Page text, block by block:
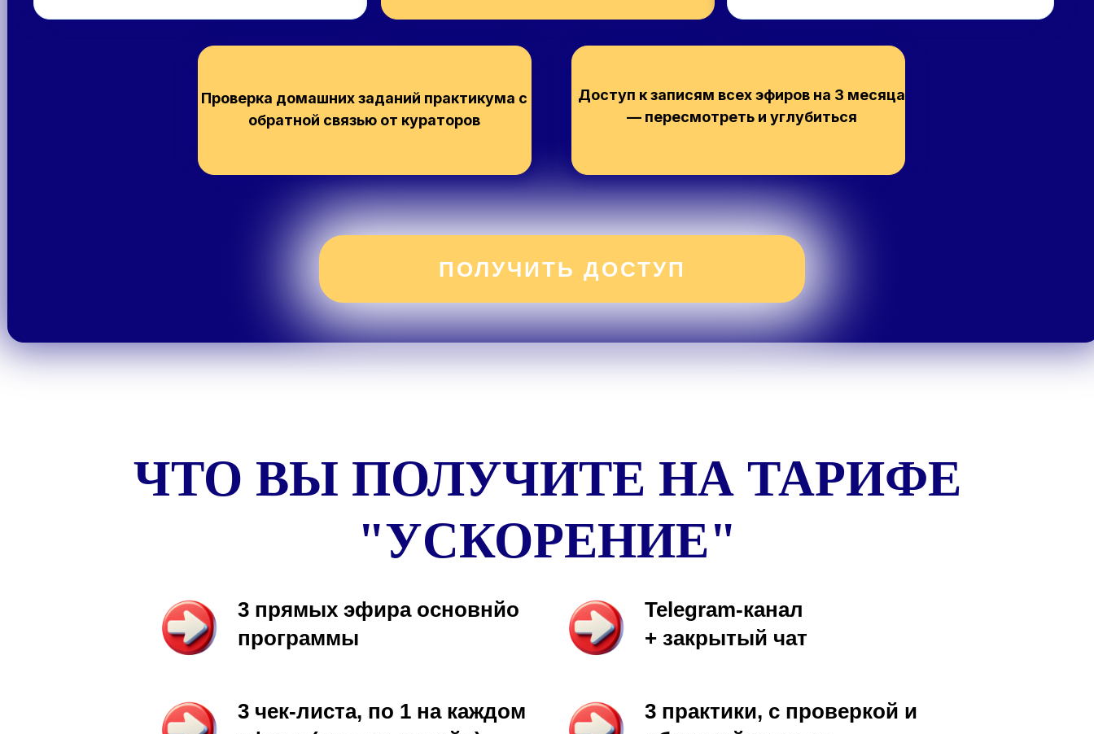
ПОЛУЧИТЬ ДОСТУП
Доступ к записям всех эфиров на 3 месяца
— пересмотреть и углубиться
Проверка домашних заданий практикума с
обратной связью от кураторов
ЧТО ВЫ ПОЛУЧИТЕ НА ТАРИФЕ
"УСКОРЕНИЕ"
3 прямых эфира основнйо
программы
Telegram-канал
+ закрытый чат
3 чек-листа, по 1 на каждом
3 практики, с проверкой и